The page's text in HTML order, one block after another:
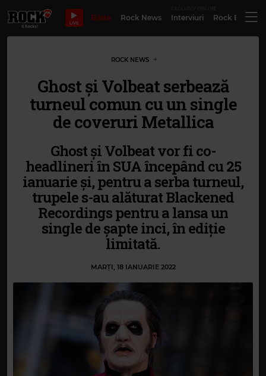
LIVE
Bilete Rock News Interviuri Rock
ROCK NEWS
Ghost și Volbeat serbează
turneul comun cu un single
de coveruri Metallica
Ghost și Volbeat vor fi co-
headlineri în SUA începând cu 25
ianuarie și, pentru a serba turneul,
trupele s-au alăturat Blackened
Recordings pentru a lansa un
single de șapte inci, în ediție
limitată.
MARȚI, 18 IANUARIE 2022